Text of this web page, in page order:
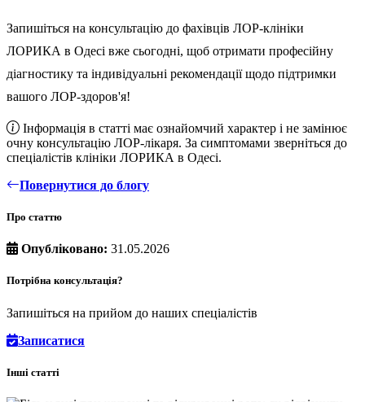
Запишіться на консультацію до фахівців ЛОР-клініки
ЛОРИКА в Одесі вже сьогодні, щоб отримати професійну
діагностику та індивідуальні рекомендації щодо підтримки
вашого ЛОР-здоров'я!
Інформація в статті має ознайомчий характер і не замінює
очну консультацію ЛОР-лікаря. За симптомами зверніться до
спеціалістів клініки ЛОРИКА в Одесі.
Повернутися до блогу
Про статтю
Опубліковано: 31.05.2026
Потрібна консультація?
Запишіться на прийом до наших спеціалістів
Записатися
Інші статті